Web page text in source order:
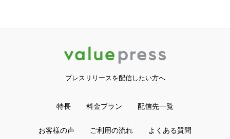
プレスリリースを配信したい方へ
特長 料金プラン 配信先一覧
お客様の声 ご利用の流れ よくある質問